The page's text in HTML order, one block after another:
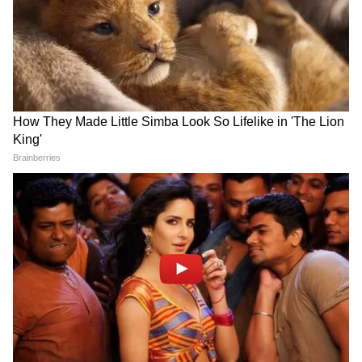
Dilip Ghosh: 'কেউ তৃণমূলীদের দলে নিলে
সে সাসপেন্ড হবে', বিজেপি নেতাদের কড়া
বার্তা দিলীপের
Suvendu Adhikari: ভবানীপুরের গুরুদ্বারে
গিয়ে বড় কথা মুখ্যমন্ত্রী শুভেন্দুর, হৃদয়
ছুঁলেন শিখদের